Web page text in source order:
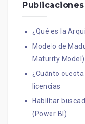
¿Qué es la
Modelo de
Maturity Model)
¿Cuánto
licencias
Habilitar
(Power BI)